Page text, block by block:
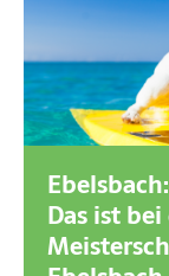
Das ist